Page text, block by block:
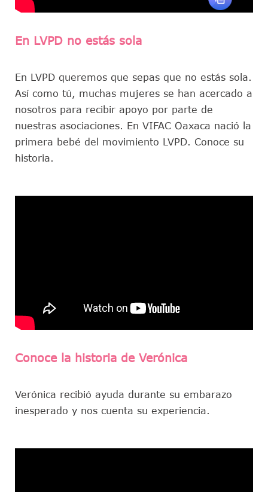
En LVPD no estás sola
En LVPD queremos que sepas que no estás sola.
Así como tú, muchas mujeres se han acercado a
nosotros para recibir apoyo por parte de
nuestras asociaciones. En VIFAC Oaxaca nació la
primera bebé del movimiento LVPD. Conoce su
historia.
Conoce la historia de Verónica​
Verónica recibió ayuda durante su embarazo
inesperado y nos cuenta su experiencia.